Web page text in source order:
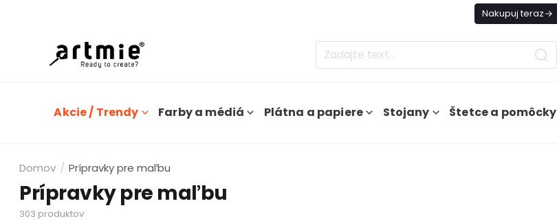
Nakupuj teraz
Akcie / Trendy Farby a médiá Plátna a papiere Stojany Štetce a pomôcky
Domov / Prípravky pre maľbu
Prípravky pre maľbu
303 produktov